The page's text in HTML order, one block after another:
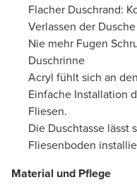
Flacher Duschrand:
Verlassen der Dusche
Nie mehr Fugen
Duschrinne
Acryl fühlt sich an
Einfache Installation
Fliesen.
Die Duschtasse lässt
Fliesenboden
Material und Pflege